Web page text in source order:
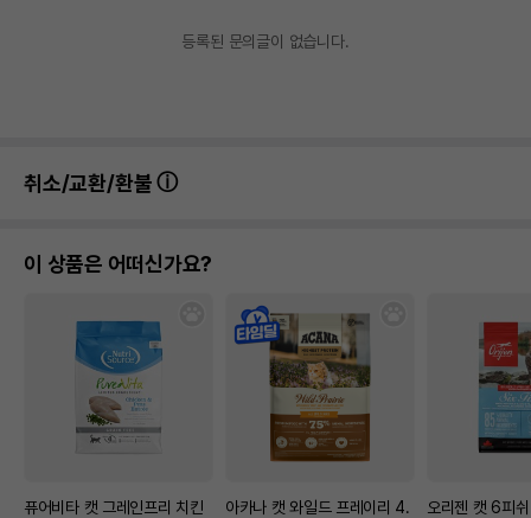
등록된 문의글이 없습니다.
취소/교환/환불
이 상품은 어떠신가요?
퓨어비타 캣 그레인프리 치킨
아카나 캣 와일드 프레이리 4.
오리젠 캣 6피